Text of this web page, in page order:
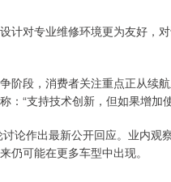
计对专业维修环境更为友好，
阶段，消费者关注重点正从续
：“支持技术创新，但如果增
论作出最新公开回应。业内
仍可能在更多车型中出现。